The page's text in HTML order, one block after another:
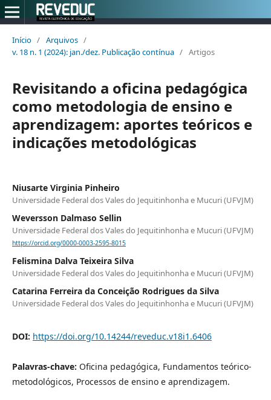
Início / Arquivos /
v. 18 n. 1 (2024): jan./dez. Publicação contínua / Artigos
Revisitando a oficina pedagógica
como metodologia de ensino e
aprendizagem: aportes teóricos e
indicações metodológicas
Niusarte Virginia Pinheiro
Universidade Federal dos Vales do Jequitinhonha e Mucuri (UFVJM)
Weversson Dalmaso Sellin
Universidade Federal dos Vales do Jequitinhonha e Mucuri (UFVJM)
https://orcid.org/0000-0003-2595-8015
Felismina Dalva Teixeira Silva
Universidade Federal dos Vales do Jequitinhonha e Mucuri (UFVJM)
Catarina Ferreira da Conceição Rodrigues da Silva
Universidade Federal dos Vales do Jequitinhonha e Mucuri (UFVJM)
DOI: https://doi.org/10.14244/reveduc.v18i1.6406
Palavras-chave: Oficina pedagógica, Fundamentos teórico-
metodológicos, Processos de ensino e aprendizagem.